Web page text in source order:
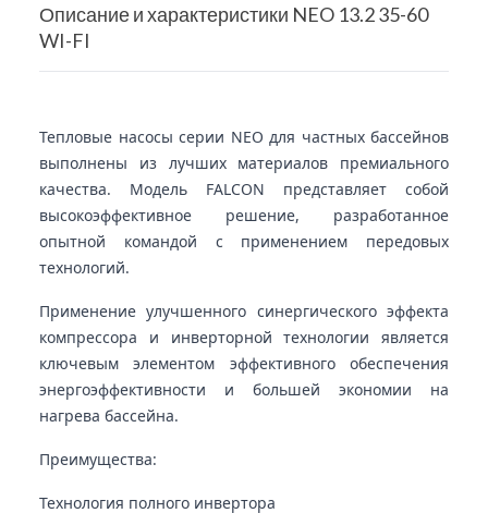
Описание и характеристики NEO 13.2 35-60
WI-FI
Тепловые насосы серии NEO для частных бассейнов
выполнены из лучших материалов премиального
качества. Модель FALCON представляет собой
высокоэффективное решение, разработанное
опытной командой с применением передовых
технологий.
Применение улучшенного синергического эффекта
компрессора и инверторной технологии является
ключевым элементом эффективного обеспечения
энергоэффективности и большей экономии на
нагрева бассейна.
Преимущества:
Технология полного инвертора